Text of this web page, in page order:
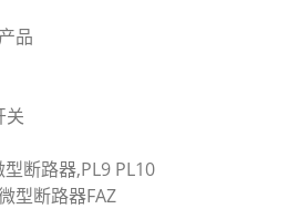
品
关
断路器,PL9 PL10
型断路器FAZ